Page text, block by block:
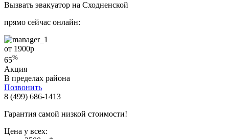
Вызвать эвакуатор на Сходненской
прямо сейчас онлайн:
от 1900р
65%
Акция
В пределах района
Позвонить
8 (499) 686-1413
Гарантия самой низкой стоимости!
Цена у всех: